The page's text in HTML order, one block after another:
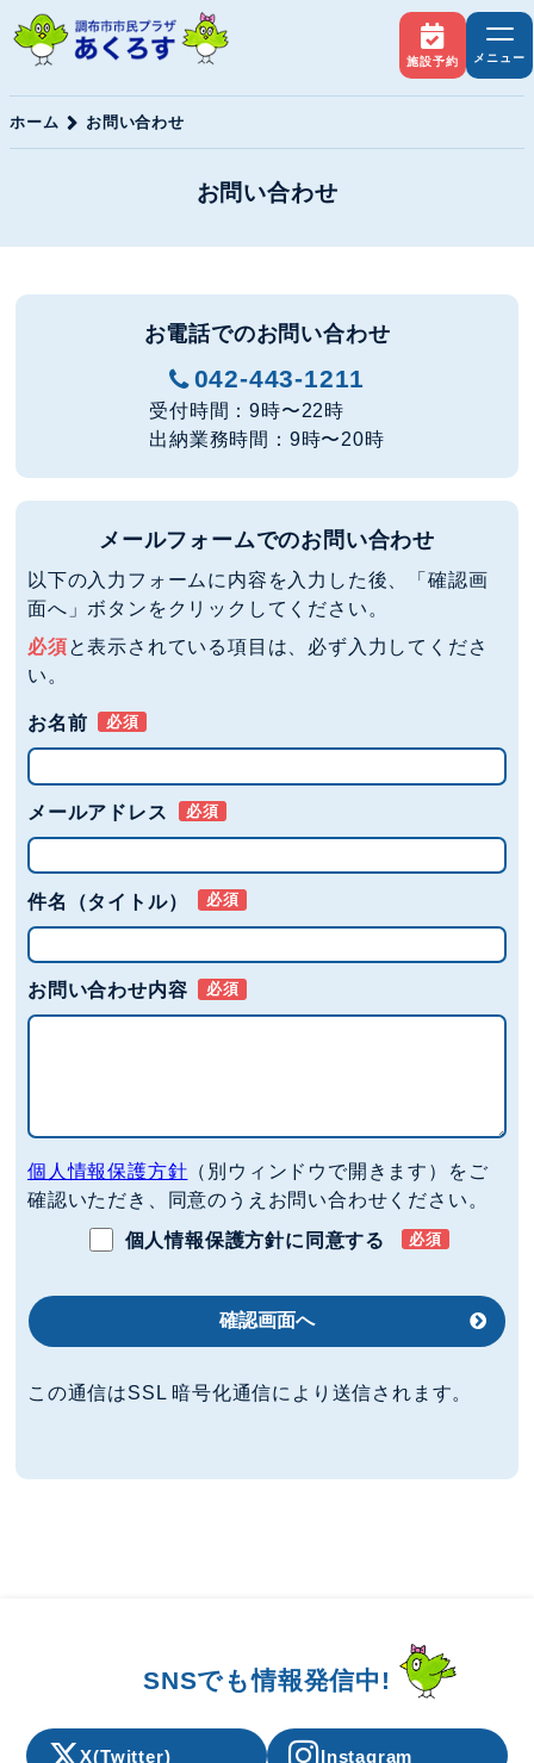
施設予約 メニュー
ホーム お問い合わせ
お問い合わせ
お電話でのお問い合わせ
042-443-1211
受付時間：9時〜22時
出納業務時間：9時〜20時
メールフォームでのお問い合わせ
以下の入力フォームに内容を入力した後、「確認画
面へ」ボタンをクリックしてください。
必須と表示されている項目は、必ず入力してくださ
い。
お名前 必須
メールアドレス 必須
件名（タイトル） 必須
お問い合わせ内容 必須
個人情報保護方針 （別ウィンドウで開きます）をご
確認いただき、同意のうえお問い合わせください。
個人情報保護方針に同意する
必須
確認画面へ
この通信はSSL 暗号化通信により送信されます。
SNSでも情報発信中!
X(Twitter) Instagram